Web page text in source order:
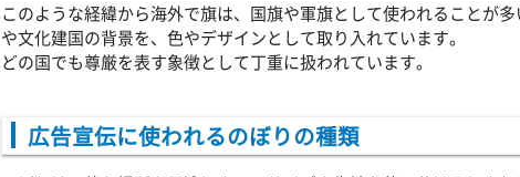
このような経緯から海外で旗は、国旗や軍旗として使われることが
や文化建国の背景を、色やデザインとして取り入れています。
どの国でも尊厳を表す象徴として丁重に扱われています。
広告宣伝に使われるのぼりの種類